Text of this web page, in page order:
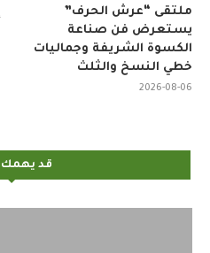
ملتقى “عرش الحرف”
يستعرض فن صناعة
الكسوة الشريفة وجماليات
خطي النسخ والثلث
2026-08-06
قد يهمك